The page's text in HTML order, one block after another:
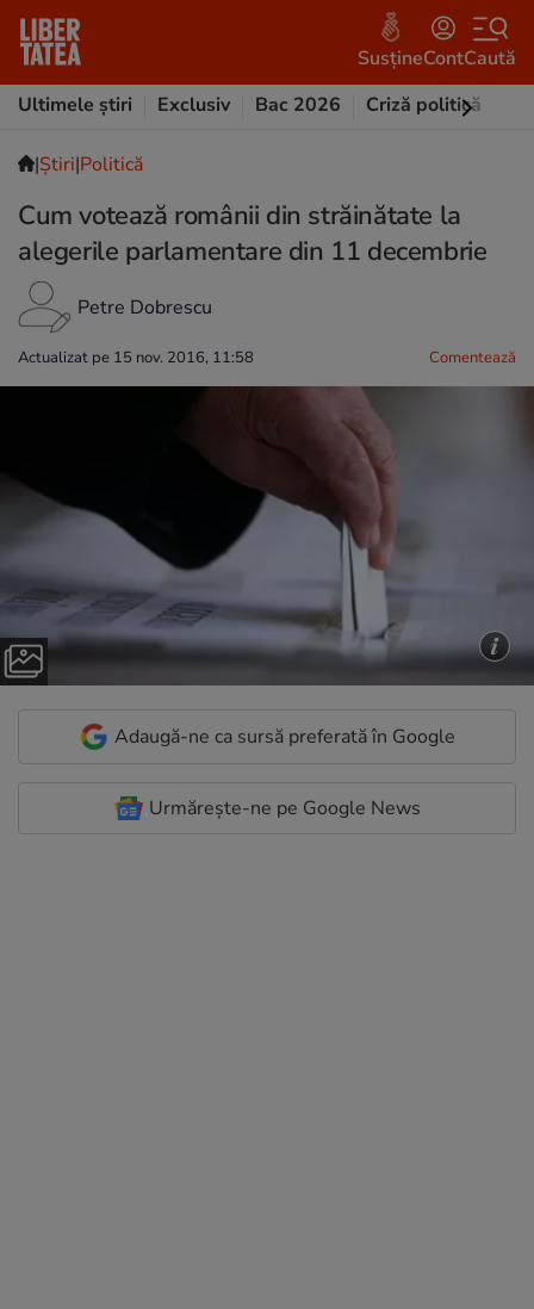
SusțineContCaută
Ultimele știri
Exclusiv Bac 2026 Criză politică
|Ştiri|Politică
Cum votează românii din străinătate la
alegerile parlamentare din 11 decembrie
Petre Dobrescu
Actualizat pe 15 nov. 2016, 11:58 Comentează
Adaugă-ne ca sursă preferată în Google
Urmărește-ne pe Google News